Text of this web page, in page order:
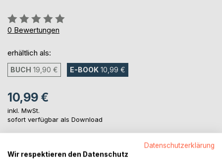
Bewertung::
0%
0 Bewertungen
erhältlich als:
BUCH 19,90 € E-BOOK 10,99 €
10,99 €
inkl. MwSt.
sofort verfügbar als Download
IN DEN WARENKORB
Datenschutzerklärung
Wir respektieren den Datenschutz